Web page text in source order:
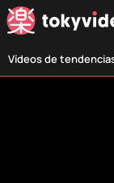
Vídeos de